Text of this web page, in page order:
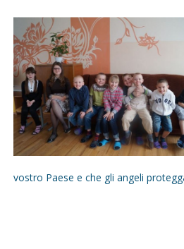
vostro Paese e che gli angeli